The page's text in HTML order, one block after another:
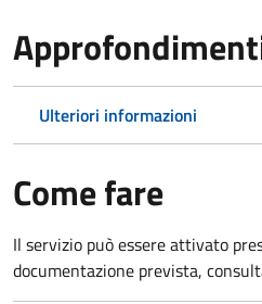
Ulteriori informazioni
Come fare
Il servizio può essere attivato
documentazione prevista,